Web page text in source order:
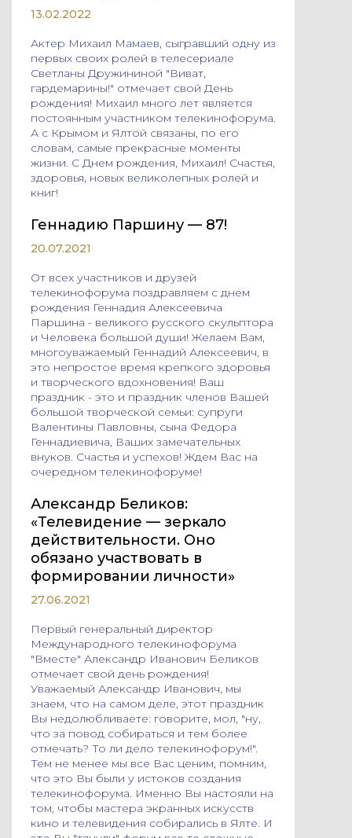
13.02.2022
Актер Михаил Мамаев, сыгравший одну из
первых своих ролей в телесериале
Светланы Дружининой "Виват,
гардемарины!" отмечает свой День
рождения! Михаил много лет является
постоянным участником телекинофорума.
А с Крымом и Ялтой связаны, по его
словам, самые прекрасные моменты
жизни. С Днем рождения, Михаил! Счастья,
здоровья, новых великолепных ролей и
книг!
Геннадию Паршину — 87!
20.07.2021
От всех участников и друзей
телекинофорума поздравляем с днем
рождения Геннадия Алексеевича
Паршина - великого русского скульптора
и Человека большой души! Желаем Вам,
многоуважаемый Геннадий Алексеевич, в
это непростое время крепкого здоровья
и творческого вдохновения! Ваш
праздник - это и праздник членов Вашей
большой творческой семьи: супруги
Валентины Павловны, сына Федора
Геннадиевича, Ваших замечательных
внуков. Счастья и успехов! Ждем Вас на
очередном телекинофоруме!
Александр Беликов:
«Телевидение — зеркало
действительности. Оно
обязано участвовать в
формировании личности»
27.06.2021
Первый генеральный директор
Международного телекинофорума
"Вместе" Александр Иванович Беликов
отмечает свой день рождения!
Уважаемый Александр Иванович, мы
знаем, что на самом деле, этот праздник
Вы недолюбливаете: говорите, мол, "ну,
что за повод собираться и тем более
отмечать? То ли дело телекинофорум!".
Тем не менее мы все Вас ценим, помним,
что это Вы были у истоков создания
телекинофорума. Именно Вы настояли на
том, чтобы мастера экранных искусств
кино и телевидения собирались в Ялте. И